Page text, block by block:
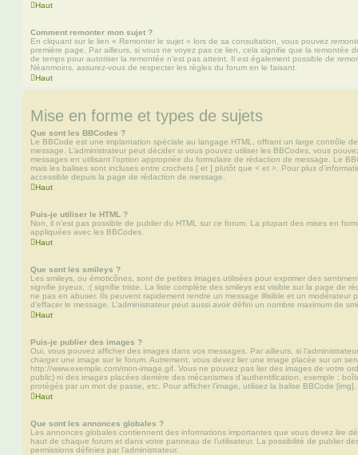
Haut
Comment remonter mon sujet ?
En cliquant sur le lien « Remonter le sujet » lors de sa consultation, vous pouvez
première page. Par ailleurs, si vous ne voyez pas ce lien, cela signifie que la remontée
de temps pour autoriser la remontée n’est pas atteint. Il est également possible de
Néanmoins, assurez-vous de respecter les règles du forum en le faisant.
Haut
Mise en forme et types de sujets
Que sont les BBCodes ?
Le BBCode est une implantation spéciale au langage HTML, offrant un large contrôle
message. L’administrateur peut décider si vous pouvez utiliser les BBCodes, vous
messages en utilisant l’option appropriée du formulaire de rédaction de message. Le
mais les balises sont incluses entre crochets [ et ] plutôt que < et >. Pour plus
accessible depuis la page de rédaction de message.
Haut
Puis-je utiliser le HTML ?
Non, il n’est pas possible de publier du HTML sur ce forum. La plupart des mises en
appliquées avec les BBCodes.
Haut
Que sont les smileys ?
Les smileys, ou émoticônes, sont de petites images utilisées pour exprimer des
signifie joyeux, :( signifie triste. La liste complète des smileys est visible sur la page de
ne pas en abuser. Ils peuvent rapidement rendre un message illisible et un modérateur
d’effacer le message. L’administrateur peut aussi avoir défini un nombre maximum de
Haut
Puis-je publier des images ?
Oui, vous pouvez afficher des images dans vos messages. Par ailleurs, si
charger une image sur le forum. Autrement, vous devez lier une image placée sur un
http://www.exemple.com/mon-image.gif. Vous ne pouvez pas lier des images de votre
public) ni des images placées derrière des mécanismes d’authentification, exemple :
protégés par un mot de passe, etc. Pour afficher l’image, utilisez la balise BBCode [img].
Haut
Que sont les annonces globales ?
Les annonces globales contiennent des informations importantes que vous devez lire
haut de chaque forum et dans votre panneau de l’utilisateur. La possibilité de publier
permissions définies par l’administrateur.